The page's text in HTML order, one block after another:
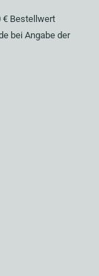
€ Bestellwert
bei Angabe der